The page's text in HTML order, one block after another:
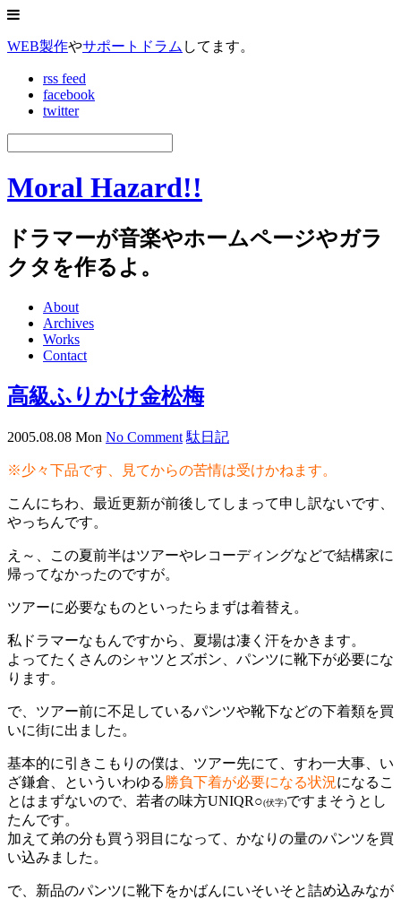
WEB製作やサポートドラム してます。
rss feed
facebook
twitter
Moral Hazard!!
ドラマーが音楽やホームページやガラ
クタを作るよ。
About
Archives
Works
Contact
高級ふりかけ金松梅
2005.08.08 Mon No Comment 駄日記
※少々下品です、見てからの苦情は受けかねます。
こんにちわ、最近更新が前後してしまって申し訳ないです、
やっちんです。
え～、この夏前半はツアーやレコーディングなどで結構家に
帰ってなかったのですが。
ツアーに必要なものといったらまずは着替え。
私ドラマーなもんですから、夏場は凄く汗をかきます。
よってたくさんのシャツとズボン、パンツに靴下が必要にな
ります。
で、ツアー前に不足しているパンツや靴下などの下着類を買
いに街に出ました。
基本的に引きこもりの僕は、ツアー先にて、すわ一大事、い
ざ鎌倉、といういわゆる勝負下着が必要になる状況になるこ
とはまずないので、若者の味方UNIQR○(伏字)ですまそうとし
たんです。
加えて弟の分も買う羽目になって、かなりの量のパンツを買
い込みました。
で、新品のパンツに靴下をかばんにいそいそと詰め込みなが